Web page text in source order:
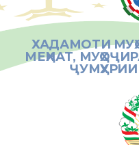
ХАДАМОТИ
МЕҲНАТ,